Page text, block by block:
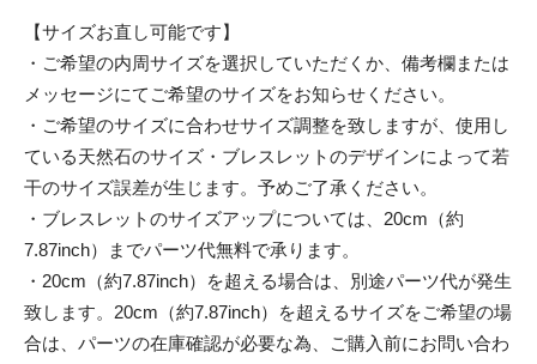
【サイズお直し可能です】
・ご希望の内周サイズを選択していただくか、備考欄または
メッセージにてご希望のサイズをお知らせください。
・ご希望のサイズに合わせサイズ調整を致しますが、使用し
ている天然石のサイズ・ブレスレットのデザインによって若
干のサイズ誤差が生じます。予めご了承ください。
・ブレスレットのサイズアップについては、20cm（約
7.87inch）までパーツ代無料で承ります。
・20cm（約7.87inch）を超える場合は、別途パーツ代が発生
致します。20cm（約7.87inch）を超えるサイズをご希望の場
合は、パーツの在庫確認が必要な為、ご購入前にお問い合わ